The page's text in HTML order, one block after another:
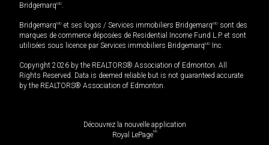
BridgemarqMD.
BridgemarqMD et ses logos / Services immobiliers BridgemarqMD sont des
marques de commerce déposées de Residential Income Fund L.P. et sont
utilisées sous licence par Services immobiliers BridgemarqMD Inc.
Copyright 2026 by the REALTORS® Association of Edmonton. All
Rights Reserved. Data is deemed reliable but is not guaranteed accurate
by the REALTORS® Association of Edmonton.
Découvrez la nouvelle application
Royal LePageMD